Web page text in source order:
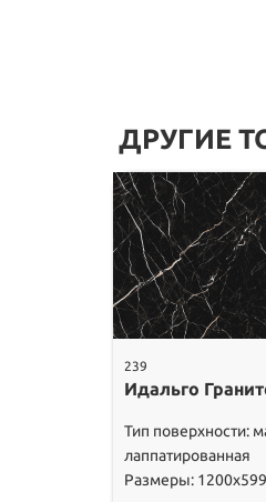
ДРУГИЕ
239
Идальго
Тип поверхности:
лаппатированная
Размеры: 1200х599